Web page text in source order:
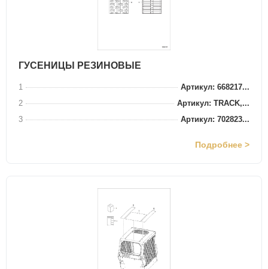
ГУСЕНИЦЫ РЕЗИНОВЫЕ
1
Артикул: 668217...
2
Артикул: TRACK,...
3
Артикул: 702823...
Подробнее >